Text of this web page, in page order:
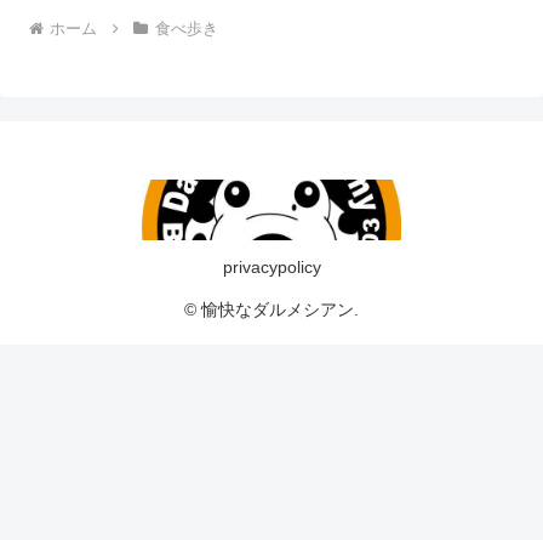
ホーム 食べ歩き
privacypolicy
© 愉快なダルメシアン.